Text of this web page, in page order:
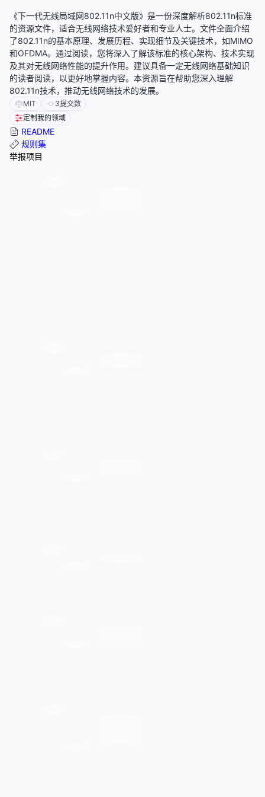
《下一代无线局域网802.11n中文版》是一份深度解析802.11n标准
的资源文件，适合无线网络技术爱好者和专业人士。文件全面介绍
了802.11n的基本原理、发展历程、实现细节及关键技术，如MIMO
和OFDMA。通过阅读，您将深入了解该标准的核心架构、技术实现
及其对无线网络性能的提升作用。建议具备一定无线网络基础知识
的读者阅读，以更好地掌握内容。本资源旨在帮助您深入理解
802.11n技术，推动无线网络技术的发展。
MIT 3提交数
定制我的领域
README
规则集
举报项目